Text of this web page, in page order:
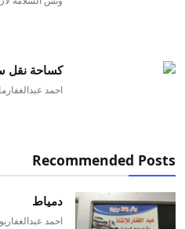
كساحة نقل
احمد عبدالغفار
Recommended Posts
دمياط
احمد عبدالغفار